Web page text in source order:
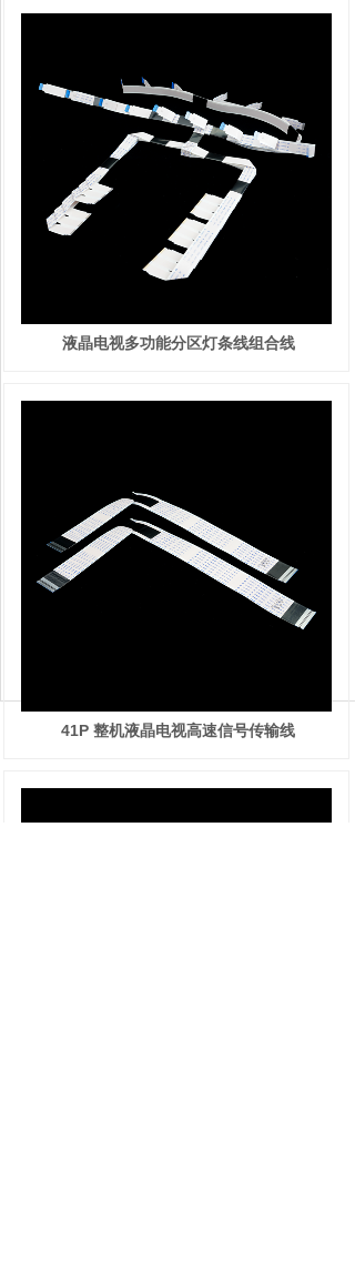
液晶电视多功能分区灯条线组合线
41P 整机液晶电视高速信号传输线